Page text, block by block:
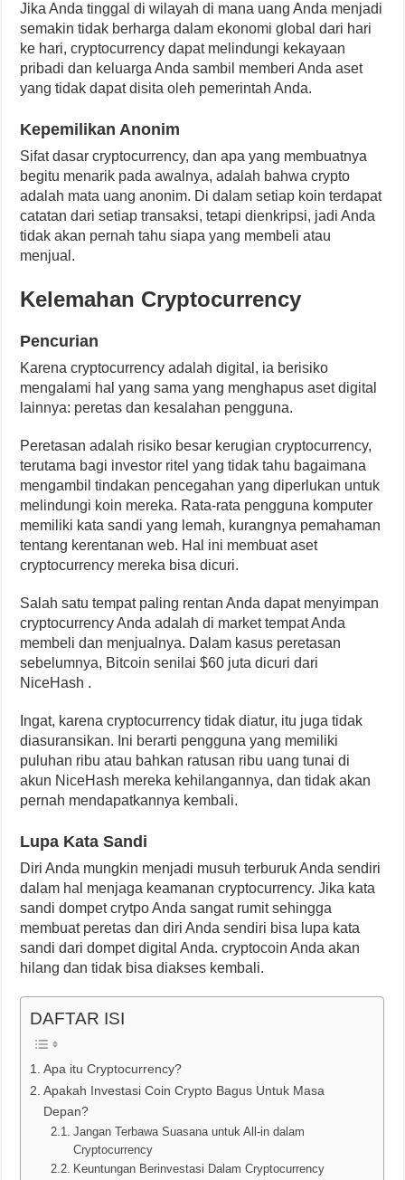
Jika Anda tinggal di wilayah di mana uang Anda menjadi
semakin tidak berharga dalam ekonomi global dari hari
ke hari, cryptocurrency dapat melindungi kekayaan
pribadi dan keluarga Anda sambil memberi Anda aset
yang tidak dapat disita oleh pemerintah Anda.
Kepemilikan Anonim
Sifat dasar cryptocurrency, dan apa yang membuatnya
begitu menarik pada awalnya, adalah bahwa crypto
adalah mata uang anonim. Di dalam setiap koin terdapat
catatan dari setiap transaksi, tetapi dienkripsi, jadi Anda
tidak akan pernah tahu siapa yang membeli atau
menjual.
Kelemahan Cryptocurrency
Pencurian
Karena cryptocurrency adalah digital, ia berisiko
mengalami hal yang sama yang menghapus aset digital
lainnya: peretas dan kesalahan pengguna.
Peretasan adalah risiko besar kerugian cryptocurrency,
terutama bagi investor ritel yang tidak tahu bagaimana
mengambil tindakan pencegahan yang diperlukan untuk
melindungi koin mereka. Rata-rata pengguna komputer
memiliki kata sandi yang lemah, kurangnya pemahaman
tentang kerentanan web. Hal ini membuat aset
cryptocurrency mereka bisa dicuri.
Salah satu tempat paling rentan Anda dapat menyimpan
cryptocurrency Anda adalah di market tempat Anda
membeli dan menjualnya. Dalam kasus peretasan
sebelumnya, Bitcoin senilai $60 juta dicuri dari
NiceHash .
Ingat, karena cryptocurrency tidak diatur, itu juga tidak
diasuransikan. Ini berarti pengguna yang memiliki
puluhan ribu atau bahkan ratusan ribu uang tunai di
akun NiceHash mereka kehilangannya, dan tidak akan
pernah mendapatkannya kembali.
Lupa Kata Sandi
Diri Anda mungkin menjadi musuh terburuk Anda sendiri
dalam hal menjaga keamanan cryptocurrency. Jika kata
sandi dompet crytpo Anda sangat rumit sehingga
membuat peretas dan diri Anda sendiri bisa lupa kata
sandi dari dompet digital Anda. cryptocoin Anda akan
hilang dan tidak bisa diakses kembali.
DAFTAR ISI
Apa itu Cryptocurrency?
Apakah Investasi Coin Crypto Bagus Untuk Masa
Depan?
Jangan Terbawa Suasana untuk All-in dalam
Cryptocurrency
Keuntungan Berinvestasi Dalam Cryptocurrency